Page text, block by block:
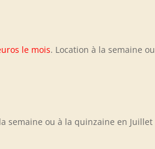
le mois. Location à la semaine ou
semaine ou à la quinzaine en Juillet